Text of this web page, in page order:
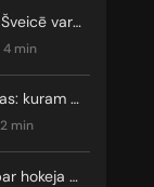
Hokeja pavasaris Šveicē var sākties
4 min
Aprīļa lielās uzvaras: kuram gan nepatīk neizšķirti?
2 min
Trīs latvieši cīņā par hokeja galveno trofeju